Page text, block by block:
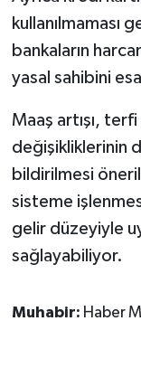
kullanılmaması
bankaların
yasal sahibini
Maaş artışı,
değişikliklerinin
bildirilmesi
sisteme
gelir düzeyiyle
sağlayabiliyor.
Muhabir: Haber